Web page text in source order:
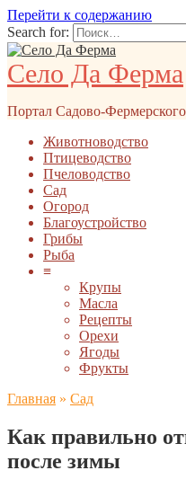
Перейти к содержанию
Search for:
Село Да Ферма
Портал Садово-
Животноводство
Птицеводство
Пчеловодство
Сад
Огород
Благоустройство
Грибы
Рыба
≡
Крупы
Масла
Рецепты
Орехи
Ягоды
Фрукты
Главная » Сад
Как правильно
после зимы